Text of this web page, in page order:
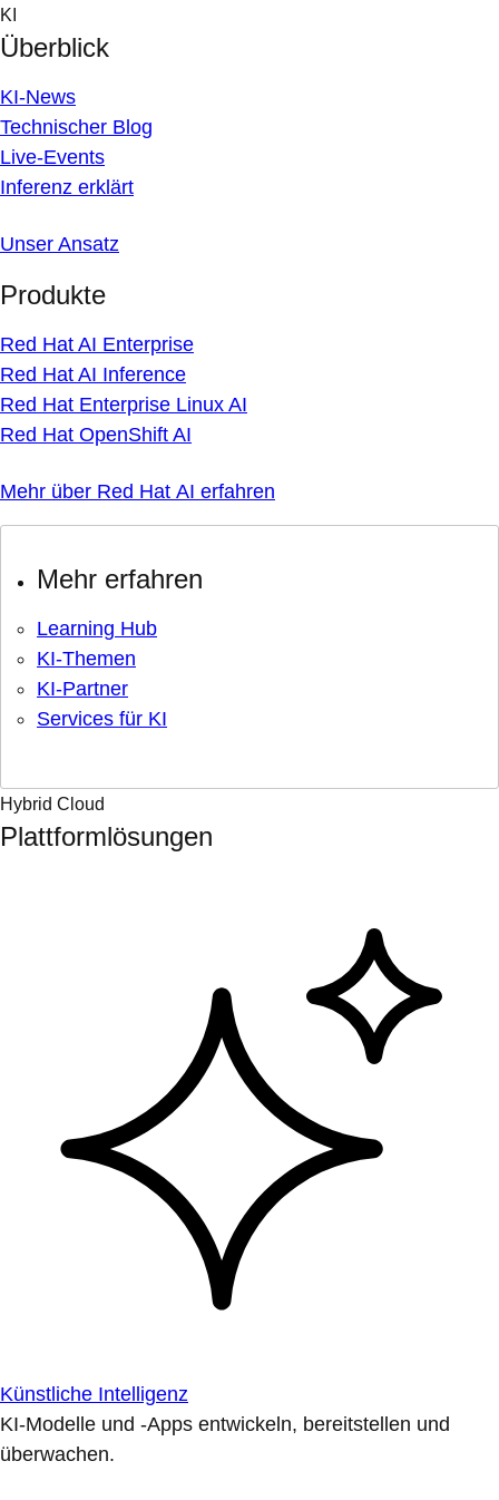
Skip
to
content
KI
Überblick
KI-News
Technischer Blog
Live-Events
Inferenz erklärt
Unser Ansatz
Produkte
Red Hat AI Enterprise
Red Hat AI Inference
Red Hat Enterprise Linux AI
Red Hat OpenShift AI
Mehr über Red Hat AI erfahren
Mehr erfahren
Learning Hub
KI-Themen
KI-Partner
Services für KI
Hybrid Cloud
Plattformlösungen
Künstliche Intelligenz
KI-Modelle und -Apps entwickeln, bereitstellen und
überwachen.